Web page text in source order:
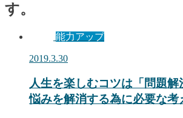
す。
能力アップ
2019.3.30
人生を楽しむコツは「問題解
悩みを解消する為に必要な考